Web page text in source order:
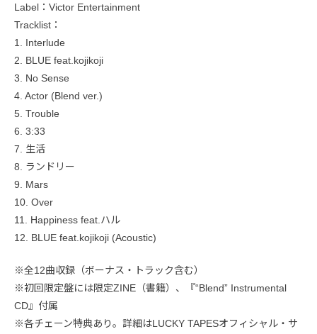
Label：Victor Entertainment
Tracklist：
1. Interlude
2. BLUE feat.kojikoji
3. No Sense
4. Actor (Blend ver.)
5. Trouble
6. 3:33
7. 生活
8. ランドリー
9. Mars
10. Over
11. Happiness feat.ハル
12. BLUE feat.kojikoji (Acoustic)
※全12曲収録（ボーナス・トラック含む）
※初回限定盤には限定ZINE（書籍）、『“Blend” Instrumental
CD』付属
※各チェーン特典あり。詳細はLUCKY TAPESオフィシャル・サ